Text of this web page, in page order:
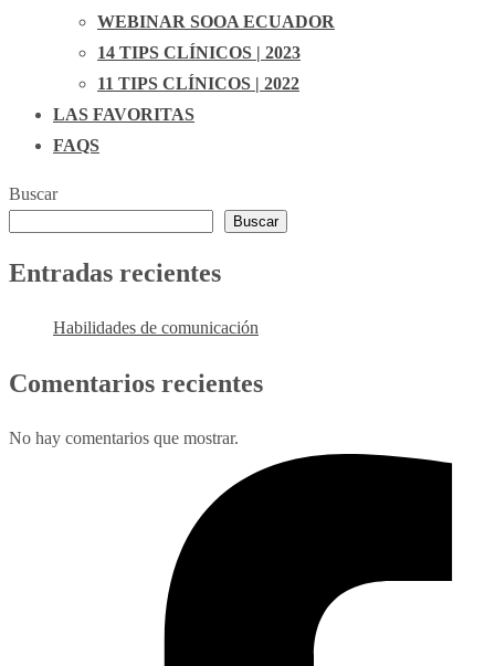
WEBINAR SOOA ECUADOR
14 TIPS CLÍNICOS | 2023
11 TIPS CLÍNICOS | 2022
LAS FAVORITAS
FAQS
Buscar
Buscar
Entradas recientes
Habilidades de comunicación
Comentarios recientes
No hay comentarios que mostrar.